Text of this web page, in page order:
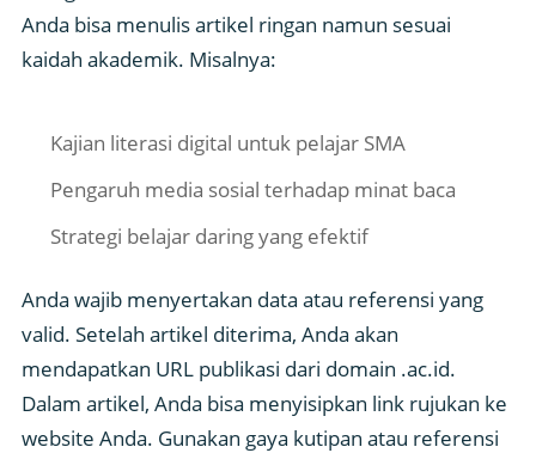
Anda bisa menulis artikel ringan namun sesuai
kaidah akademik. Misalnya:
Kajian literasi digital untuk pelajar SMA
Pengaruh media sosial terhadap minat baca
Strategi belajar daring yang efektif
Anda wajib menyertakan data atau referensi yang
valid. Setelah artikel diterima, Anda akan
mendapatkan URL publikasi dari domain .ac.id.
Dalam artikel, Anda bisa menyisipkan link rujukan ke
website Anda. Gunakan gaya kutipan atau referensi